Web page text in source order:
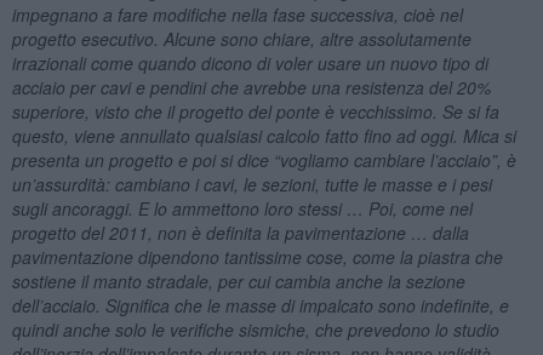
impegnano a fare modifiche nella fase successiva, cioè nel
progetto esecutivo. Alcune sono chiare, altre assolutamente
irrazionali come quando dicono di voler usare un nuovo tipo di
acciaio per cavi e pendini che avrebbe una resistenza del 20%
superiore, visto che il progetto del ponte è vecchissimo. Se si fa
questo, viene annullato qualsiasi calcolo fatto fino ad oggi. Mica si
presenta un progetto e poi si dice “vogliamo cambiare l’acciaio”, è
un’assurdità: cambiano i cavi, le sezioni, tutte le masse e i pesi
sugli ancoraggi. E lo ammettono loro stessi … Poi, come nel
progetto del 2011, non è definita la pavimentazione … dalla
pavimentazione dipendono tantissime cose, come la piastra che
sostiene il manto stradale, per cui cambia anche la sezione
dell’acciaio. Significa che le masse di impalcato sono indefinite, e
quindi anche solo le verifiche sismiche, che prevedono lo studio